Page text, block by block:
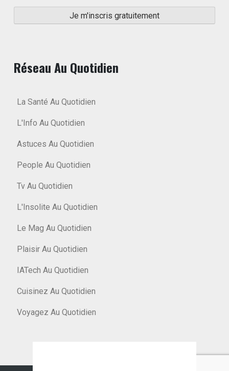
Réseau Au Quotidien
La Santé Au Quotidien
L'Info Au Quotidien
Astuces Au Quotidien
People Au Quotidien
Tv Au Quotidien
L'Insolite Au Quotidien
Le Mag Au Quotidien
Plaisir Au Quotidien
IATech Au Quotidien
Cuisinez Au Quotidien
Voyagez Au Quotidien